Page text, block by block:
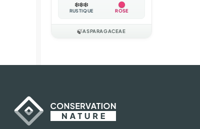
❄️❄️❄️
RUSTIQUE ROSE
🍃ASPARAGACEAE